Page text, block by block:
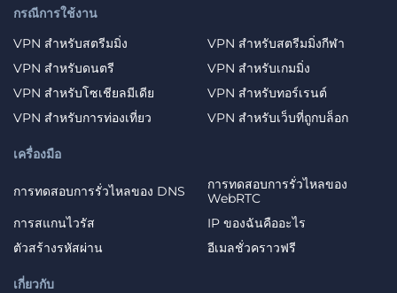
กรณีการใช้งาน
VPN สำหรับสตรีมมิ่ง
VPN สำหรับสตรีมมิ่งกีฬา
VPN สำหรับดนตรี
VPN สำหรับเกมมิ่ง
VPN สำหรับโซเชียลมีเดีย
VPN สำหรับทอร์เรนต์
VPN สำหรับการท่องเที่ยว
VPN สำหรับเว็บที่ถูกบล็อก
เกี่ยวกับ
เครื่องมือ
การทดสอบการรั่วไหลของ DNS
การทดสอบการรั่วไหลของ
WebRTC
การสแกนไวรัส
IP ของฉันคืออะไร
ตัวสร้างรหัสผ่าน
อีเมลชั่วคราวฟรี